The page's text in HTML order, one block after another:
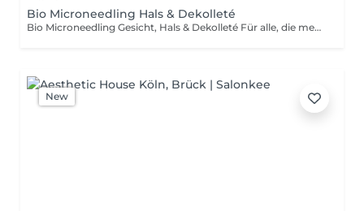
Bio Microneedling Hals & Dekolleté
Bio Microneedling Gesicht, Hals & Dekolleté Für alle, die mehr wollen als nur ein schönes Gesicht. Diese Premium-Variante behandelt zusätzlich Hals & Dekolleté Bereiche, wo sich Feuchtigkeitsmangel und Fältchen zuerst zeigen. Die Haut wird spürbar gestrafft, verfeinert und verjüngt für einen seidigen, gleichmäßigen Glow bis zum Ausschnitt. Der Effekt: ein jugendlicher, straffer Hals und ein Dekolleté, das sich sehen lassen kann. Beim Bio Microneedling werden mikroskopisch kleine Nadeln des Süßwasserschwamms Spongilla Fragilis sanft in die Haut eingearbeitet. Dabei werden Millionen Mikrokanäle gebildet, die: Das Ergebnis: strahlende, glatte & gesunde Haut 100 % vegan. Besonders geeignet bei: - Pigmentflecken und Hyperpigmentierung - Aknenarben oder Pickelmalen - Anti Aging und Feuchtigkeitsmangel - vorzeitiger Hautalterung, Linien und Falten - müdem, fahlem Hautbild Wichtige Hinweise für optimale Ergebnisse: Da die Haut nach dem Bio Microneedling bis zu 24 Stunden leicht gerötet sein kann, sollte kein besonderer Anlass direkt im Anschluss geplant werden.
New